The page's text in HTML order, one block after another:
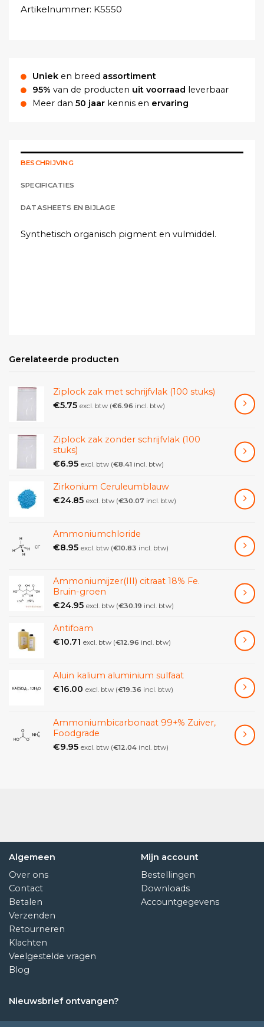
Artikelnummer: K5550
Uniek en breed assortiment
95% van de producten uit voorraad
leverbaar
Meer dan 50 jaar kennis en ervaring
BESCHRIJVING
SPECIFICATIES
DATASHEETS EN BIJLAGE
Synthetisch organisch pigment en vulmiddel.
Gerelateerde producten
Ziplock zak met schrijfvlak (100 stuks)
€5.75 excl. btw (€6.96 incl. btw)
Ziplock zak zonder schrijfvlak (100
stuks)
€6.95 excl. btw (€8.41 incl. btw)
Zirkonium Ceruleumblauw
€24.85 excl. btw (€30.07 incl. btw)
Ammoniumchloride
€8.95 excl. btw (€10.83 incl. btw)
Ammoniumijzer(III) citraat 18% Fe.
Bruin-groen
€24.95 excl. btw (€30.19 incl. btw)
Antifoam
€10.71 excl. btw (€12.96 incl. btw)
Aluin kalium aluminium sulfaat
€16.00 excl. btw (€19.36 incl. btw)
Ammoniumbicarbonaat 99+% Zuiver,
Foodgrade
€9.95 excl. btw (€12.04 incl. btw)
Algemeen
Over ons
Contact
Betalen
Verzenden
Retourneren
Klachten
Veelgestelde vragen
Blog
Mijn account
Bestellingen
Downloads
Accountgegevens
Nieuwsbrief ontvangen?